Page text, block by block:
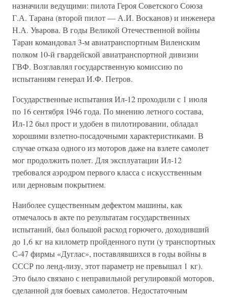
назначили ведущими: пилота Героя Советского Союза
Г.А. Тарана (второй пилот — А.И. Восканов) и инженера
Н.А. Уварова. В годы Великой Отечественной войны
Таран командовал 3-м авиатранспортным Виленским
полком 10-й гвардейской авиатранспортной дивизии
ГВФ. Возглавлял государственную комиссию по
испытаниям генерал И.Ф. Петров.
Государственные испытания Ил-12 проходили с 1 июля
по 16 сентября 1946 года. По мнению летного состава,
Ил-12 был прост и удобен в пилотировании, обладал
хорошими взлетно-посадочными характеристиками. В
случае отказа одного из моторов даже на взлете самолет
мог продолжить полет. Для эксплуатации Ил-12
требовался аэродром первого класса с искусственным
или дерновым покрытием.
Наиболее существенным дефектом машины, как
отмечалось в акте по результатам государственных
испытаний, был большой расход горючего, доходивший
до 1,6 кг на километр пройденного пути (у транспортных
С-47 фирмы «Дуглас», поставлявшихся в годы войны в
СССР по ленд-лизу, этот параметр не превышал 1 кг).
Это было связано с неправильной регулировкой моторов,
сделанной для боевых самолетов. Недостаточным